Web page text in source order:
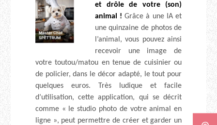
et drôle de votre (son)
animal !Grâce à une IA et
une quinzaine de photos de
l’animal, vous pouvez ainsi
recevoir une image de
votre toutou/matou en tenue de cuisinier ou
de policier, dans le décor adapté, le tout pour
quelques euros. Très ludique et facile
d’utilisation, cette application, qui se décrit
comme « le studio photo de votre animal en
ligne », peut permettre de créer et garder un